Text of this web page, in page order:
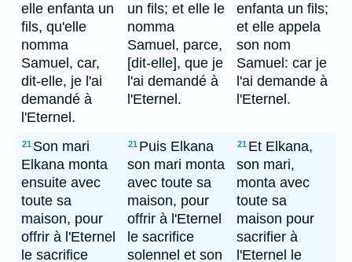
elle enfanta un
fils, qu'elle
nomma
Samuel, car,
dit-elle, je l'ai
demandé à
l'Eternel.
un fils; et elle le
nomma
Samuel, parce,
[dit-elle], que je
l'ai demandé à
l'Eternel.
enfanta un fils;
et elle appela
son nom
Samuel: car je
l'ai demande à
l'Eternel.
21 Son mari
Elkana monta
ensuite avec
toute sa
maison, pour
offrir à l'Eternel
le sacrifice
21 Puis Elkana
son mari monta
avec toute sa
maison, pour
offrir à l'Eternel
le sacrifice
solennel et son
21 Et Elkana,
son mari,
monta avec
toute sa
maison pour
sacrifier à
l'Eternel le